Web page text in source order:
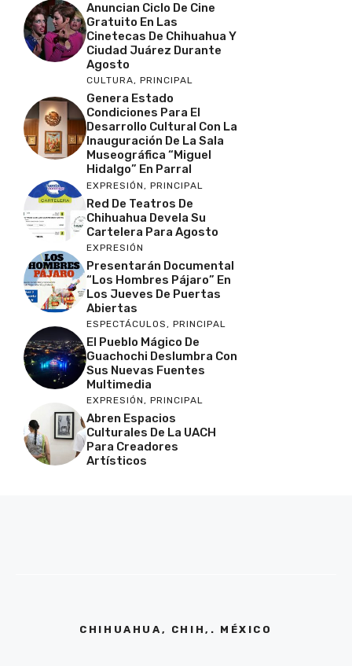
Anuncian Ciclo De Cine
Gratuito En Las
Cinetecas De Chihuahua Y
Ciudad Juárez Durante
Agosto
CULTURA, PRINCIPAL
Genera Estado
Condiciones Para El
Desarrollo Cultural Con La
Inauguración De La Sala
Museográfica “Miguel
Hidalgo” En Parral
EXPRESIÓN , PRINCIPAL
Red De Teatros De
Chihuahua Devela Su
Cartelera Para Agosto
EXPRESIÓN
Presentarán Documental
“Los Hombres Pájaro” En
Los Jueves De Puertas
Abiertas
ESPECTÁCULOS, PRINCIPAL
El Pueblo Mágico De
Guachochi Deslumbra Con
Sus Nuevas Fuentes
Multimedia
EXPRESIÓN, PRINCIPAL
Abren Espacios
Culturales De La UACH
Para Creadores
Artísticos
CHIHUAHUA, CHIH,. MÉXICO